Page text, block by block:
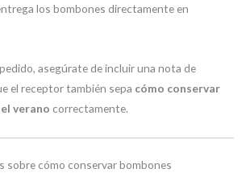
los bombones directamente en
asegúrate de incluir una nota de
el receptor también sepa cómo conservar
verano correctamente.
sobre cómo conservar bombones